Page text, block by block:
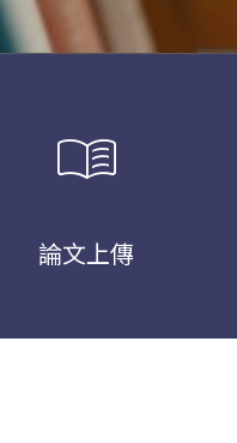
menu_book
論文上傳